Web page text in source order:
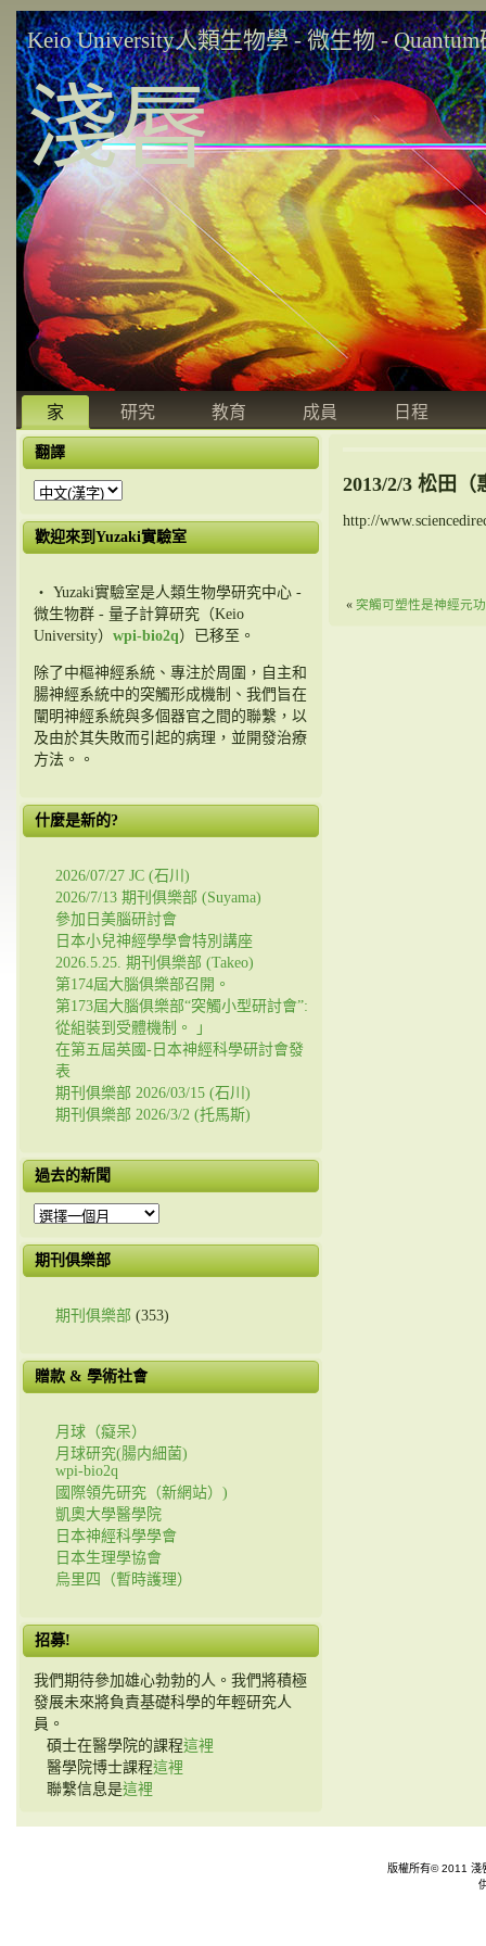
Keio University人類生物學 - 微生物 -
淺唇
家 研究 教育 成員 日程
翻譯
歡迎來到Yuzaki實驗室
・ Yuzaki實驗室是人類生物學研究中心 -
微生物群 - 量子計算研究（Keio
University） wpi-bio2q）已移至。
除了中樞神經系統、專注於周圍，自主和
腸神經系統中的突觸形成機制、我們旨在
闡明神經系統與多個器官之間的聯繫，以
及由於其失敗而引起的病理，並開發治療
方法。。
什麼是新的?
2026/07/27 JC (石川)
2026/7/13 期刊俱樂部 (Suyama)
參加日美腦研討會
日本小兒神經學學會特別講座
2026.5.25. 期刊俱樂部 (Takeo)
第174屆大腦俱樂部召開。
第173屆大腦俱樂部“突觸小型研討會”:
從組裝到受體機制。 」
在第五屆英國-日本神經科學研討會發
表
期刊俱樂部 2026/03/15 (石川)
期刊俱樂部 2026/3/2 (托馬斯)
過去的新聞
過
的
新
期刊俱樂部
期刊俱樂部 (353)
贈款 & 學術社會
月球（癡呆）
月球研究(腸内細菌)
wpi-bio2q
國際領先研究（新網站）)
凱奧大學醫學院
日本神經科學學會
日本生理學協會
烏里四（暫時護理）
招募!
我們期待參加雄心勃勃的人。我們將積極
發展未來將負責基礎科學的年輕研究人
員。
碩士在醫學院的課程這裡
醫學院博士課程這裡
聯繫信息是這裡
2013/2/3 松田（
http://
« 突觸可塑性是神經元
版權所有© 2011 淺